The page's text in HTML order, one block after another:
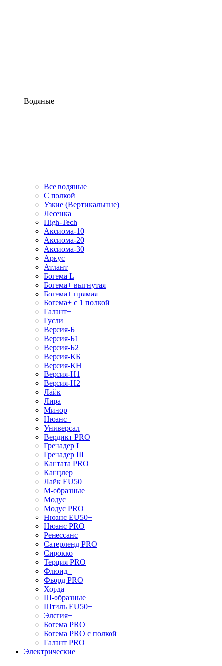
Водяные
Все водяные
С полкой
Узкие (Вертикальные)
Лесенка
High-Tech
Аксиома-10
Аксиома-20
Аксиома-30
Аркус
Атлант
Богема L
Богема+ выгнутая
Богема+ прямая
Богема+ с 1 полкой
Галант+
Гусли
Версия-Б
Версия-Б1
Версия-Б2
Версия-КБ
Версия-КН
Версия-Н1
Версия-Н2
Лайк
Лира
Минор
Нюанс+
Универсал
Вердикт PRO
Гренадер I
Гренадер III
Кантата PRO
Канцлер
Лайк EU50
М-образные
Модус
Модус PRO
Нюанс EU50+
Нюанс PRO
Ренессанс
Сатерленд PRO
Сирокко
Терция PRO
Флюид+
Фьорд PRO
Хорда
Ш-образные
Штиль EU50+
Элегия+
Богема PRO
Богема PRO с полкой
Галант PRO
Электрические